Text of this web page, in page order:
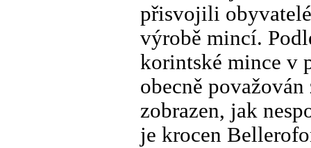
přisvojili
výrobě mincí.
korintské mince v
obecně
zobrazen, jak
je krocen